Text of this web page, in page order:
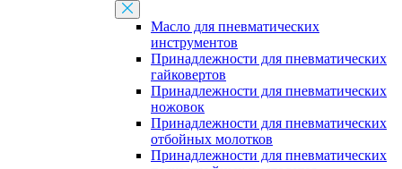
Масло для пневматических
инструментов
Принадлежности для пневматических
гайковертов
Принадлежности для пневматических
ножовок
Принадлежности для пневматических
отбойных молотков
Принадлежности для пневматических